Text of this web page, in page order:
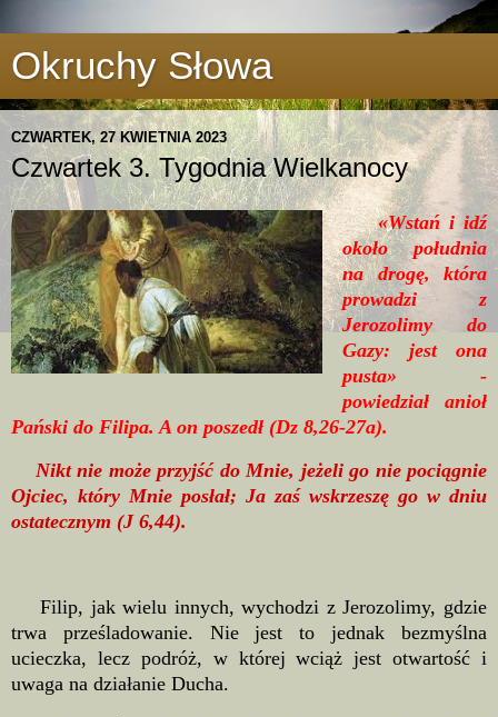
Okruchy Słowa
CZWARTEK, 27 KWIETNIA 2023
Czwartek 3. Tygodnia Wielkanocy
«Wstań i idź
około południa
na drogę, która
prowadzi z
Jerozolimy do
Gazy: jest ona
pusta» -
powiedział anioł
Pański do Filipa. A on poszedł (Dz 8,26-27a).
Nikt nie może przyjść do Mnie, jeżeli go nie pociągnie
Ojciec, który Mnie posłał; Ja zaś wskrzeszę go w dniu
ostatecznym (J 6,44).
Filip, jak wielu innych, wychodzi z Jerozolimy, gdzie
trwa prześladowanie. Nie jest to jednak bezmyślna
ucieczka, lecz podróż, w której wciąż jest otwartość i
uwaga na działanie Ducha.